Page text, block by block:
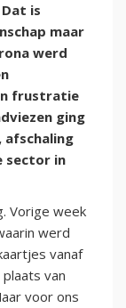
is
maar
werd
frustratie
ging
afschaling
sector in
Vorige week
werd
vanaf
van
voor ons